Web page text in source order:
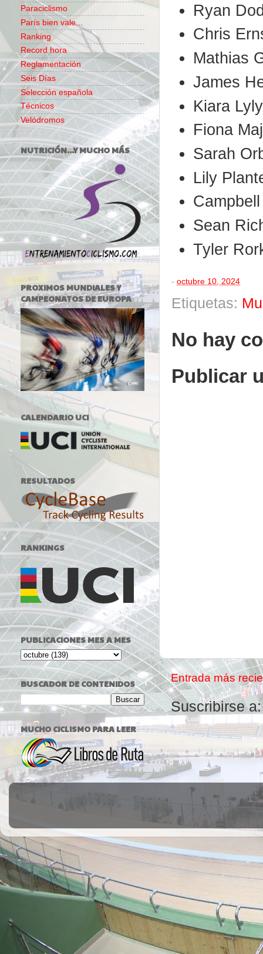
Ryan
Chris
Mathias
James
Kiara
Fiona
Sarah
Lily
Sean
Tyler
- octubre 10, 2024
Etiquetas:
No hay
Publicar
Entrada más
Suscribirse
Paraciclismo
París bien vale...
Ranking
Record hora
Reglamentación
Seis Días
Selección española
Técnicos
Velódromos
NUTRICIÓN...Y MUCHO MÁS
PROXIMOS MUNDIALES Y
CAMPEONATOS DE EUROPA
CALENDARIO UCI
RESULTADOS
RANKINGS
PUBLICACIONES MES A MES
BUSCADOR DE CONTENIDOS
MUCHO CICLISMO PARA LEER